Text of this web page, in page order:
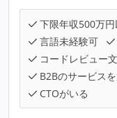
下限年収500万円
言語未経験可
コードレビュー
B2Bのサービス
CTOがいる